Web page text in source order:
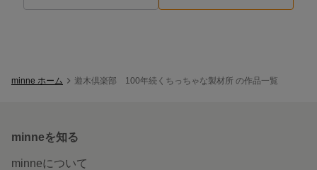
minne ホーム 遊木倶楽部 100年続くちっちゃな製材所 の作品一覧
minneを知る
minneについて